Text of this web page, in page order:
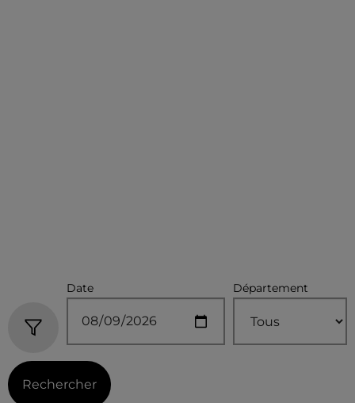
Date Département
Rechercher